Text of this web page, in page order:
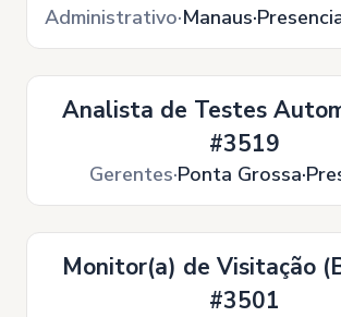
Administrativo Manaus
Analista de Testes
#3519
Gerentes Ponta Grossa
Monitor(a) de Visitação
#3501